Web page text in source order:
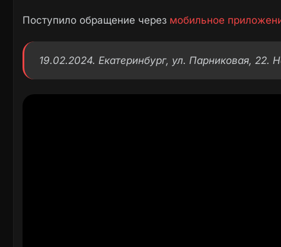
Поступило обращение через мобильное
19.02.2024. Екатеринбург, ул. Парниковая, 22.